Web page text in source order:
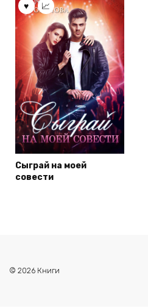
Сыграй на моей
совести
© 2026 Книги